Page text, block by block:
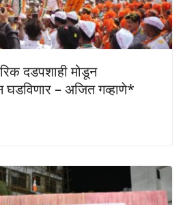
दडपशाही मोडून
घडविणार – अजित गव्हाणे*